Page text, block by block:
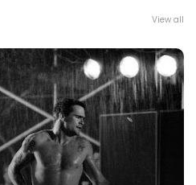
View all